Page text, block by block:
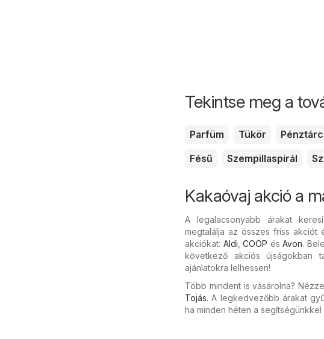
Tekintse meg a
Parfüm Tükör
Fésű
Szempillaspirál
Kakaóvaj akció a
A legalacsonyabb árakat
megtalálja az összes friss akciót
akciókat: Aldi ,COOP ésAvon.
következő akciós újságokban
ajánlatokra lelhessen!
Több mindent is vásárolna?
Tojás. A legkedvezőbb árakat
ha minden héten a segítségünkkel